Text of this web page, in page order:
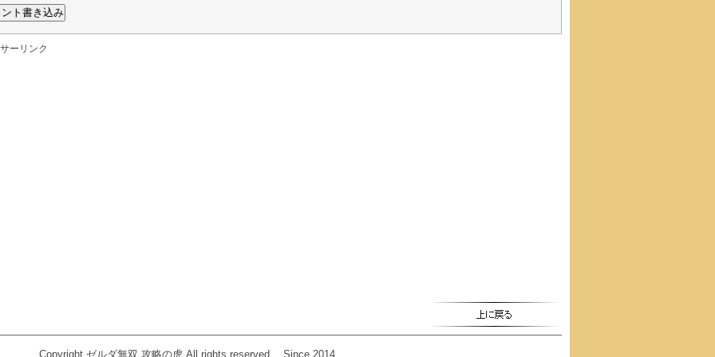
ーリンク
Copyright ゼルダ無双 攻略の虎 All rights reserved. Since 2014